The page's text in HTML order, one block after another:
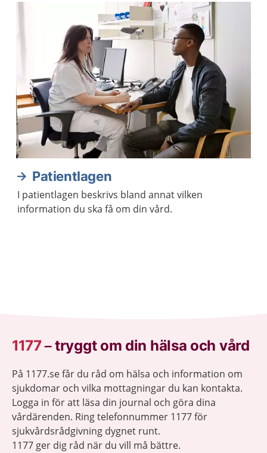
Patientlagen
I patientlagen beskrivs bland annat vilken
information du ska få om din vård.
1177–tryggt om din hälsa och vård
På 1177.se får du råd om hälsa och information om
sjukdomar och vilka mottagningar du kan kontakta.
Logga in för att läsa din journal och göra dina
vårdärenden. Ring telefonnummer 1177 för
sjukvårdsrådgivning dygnet runt.
1177 ger dig råd när du vill må bättre.